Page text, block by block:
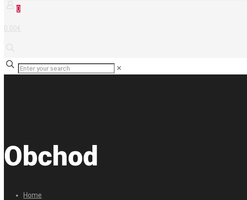
0
0.00€
✕
Obchod
Home